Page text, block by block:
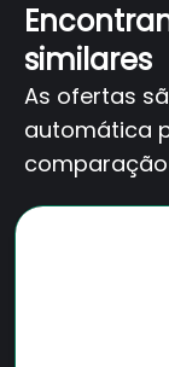
similares
As ofertas
automática